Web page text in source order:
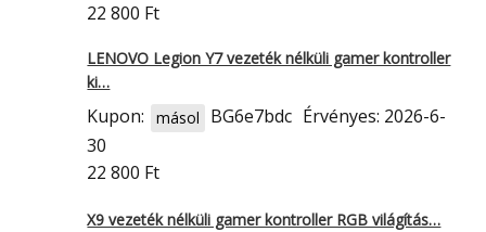
22 800 Ft
LENOVO Legion Y7 vezeték nélküli gamer kontroller
ki…
Kupon: másol BG6e7bdc Érvényes: 2026-6-
30
22 800 Ft
X9 vezeték nélküli gamer kontroller RGB világítás…